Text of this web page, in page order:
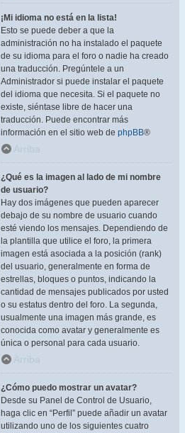
¡Mi idioma no está en la lista!
Esto se puede deber a que la
administración no ha instalado el paquete
de su idioma para el foro o nadie ha creado
una traducción. Pregúntele a un
Administrador si puede instalar el paquete
del idioma que necesita. Si el paquete no
existe, siéntase libre de hacer una
traducción. Puede encontrar más
información en el sitio web de phpBB®
Arriba
¿Qué es la imagen al lado de mi nombre
de usuario?
Hay dos imágenes que pueden aparecer
debajo de su nombre de usuario cuando
esté viendo los mensajes. Dependiendo de
la plantilla que utilice el foro, la primera
imagen está asociada a la posición (rank)
del usuario, generalmente en forma de
estrellas, bloques o puntos, indicando la
cantidad de mensajes publicados por usted
o su estatus dentro del foro. La segunda,
usualmente una imagen más grande, es
conocida como avatar y generalmente es
única o personal para cada usuario.
Arriba
¿Cómo puedo mostrar un avatar?
Desde su Panel de Control de Usuario,
haga clic en “Perfil” puede añadir un avatar
utilizando uno de los siguientes cuatro